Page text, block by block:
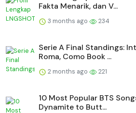
Fakta Menarik, dan V...
3 months ago 234
Serie A Final Standings:
Roma, Como Book ...
2 months ago 221
10 Most Popular BTS
Dynamite to Butt...